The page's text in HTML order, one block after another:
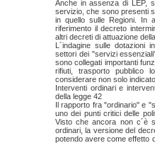
Anche in assenza di LEP,
servizio, che sono presenti
in quello sulle Regioni. In
riferimento il decreto
altri decreti di attuazione
L´indagine sulle dotazioni
settori dei "servizi
sono collegati importanti
rifiuti, trasporto pubblico
considerare non solo
Interventi ordinari e
della legge 42
Il rapporto fra "ordinario" e
uno dei punti critici delle
Visto che ancora non c´è
ordinari, la versione del
potendo avere come effetto